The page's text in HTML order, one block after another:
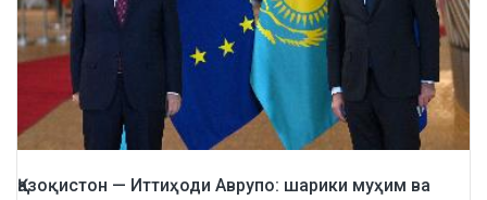
Қазоқистон — Иттиҳоди Аврупо: шарики муҳим ва